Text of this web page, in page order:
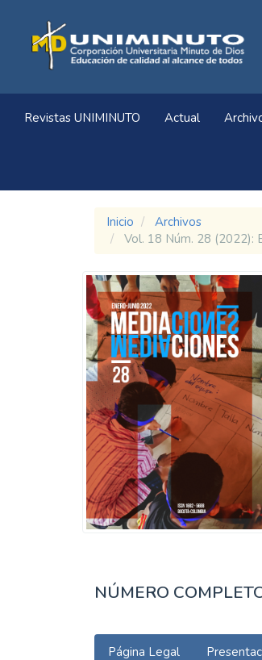
principal
Contenido
principal
Barra
lateral
Revistas UNIMINUTO Actual
Inicio
Archivos
Vol. 18 Núm. 28 (2022):
NÚMERO
Página Legal